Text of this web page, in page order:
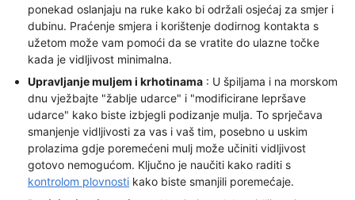
ponekad oslanjaju na ruke kako bi održali osjećaj za smjer i
dubinu. Praćenje smjera i korištenje dodirnog kontakta s
užetom može vam pomoći da se vratite do ulazne točke
kada je vidljivost minimalna.
Upravljanje muljem i krhotinama : U špiljama i na morskom
dnu vježbajte "žablje udarce" i "modificirane lepršave
udarce" kako biste izbjegli podizanje mulja. To sprječava
smanjenje vidljivosti za vas i vaš tim, posebno u uskim
prolazima gdje poremećeni mulj može učiniti vidljivost
gotovo nemogućom. Ključno je naučiti kako raditi s
kontrolom plovnosti kako biste smanjili poremećaje.